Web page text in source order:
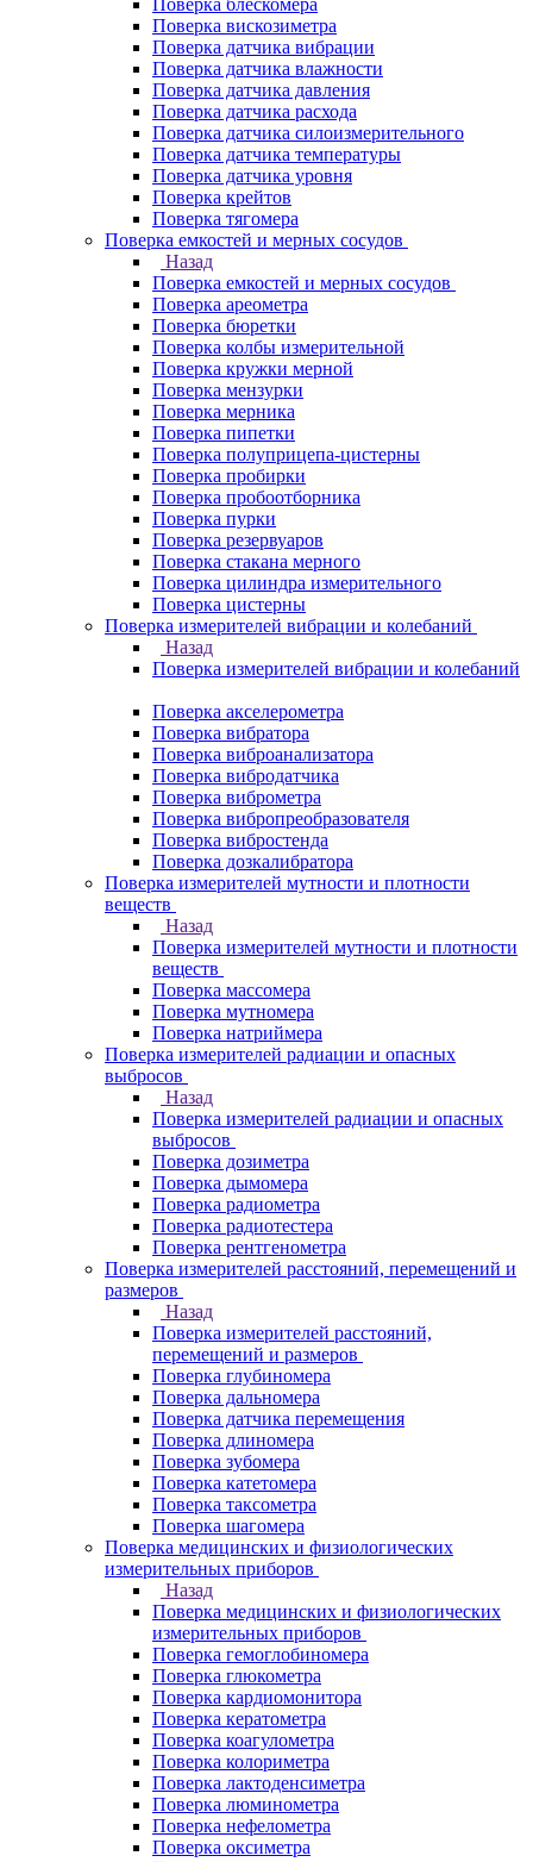
Поверка блескомера
Поверка вискозиметра
Поверка датчика вибрации
Поверка датчика влажности
Поверка датчика давления
Поверка датчика расхода
Поверка датчика силоизмерительного
Поверка датчика температуры
Поверка датчика уровня
Поверка крейтов
Поверка тягомера
Поверка емкостей и мерных сосудов
Назад
Поверка емкостей и мерных сосудов
Поверка ареометра
Поверка бюретки
Поверка колбы измерительной
Поверка кружки мерной
Поверка мензурки
Поверка мерника
Поверка пипетки
Поверка полуприцепа-цистерны
Поверка пробирки
Поверка пробоотборника
Поверка пурки
Поверка резервуаров
Поверка стакана мерного
Поверка цилиндра измерительного
Поверка цистерны
Поверка измерителей вибрации и колебаний
Назад
Поверка измерителей вибрации и колебаний
Поверка акселерометра
Поверка вибратора
Поверка виброанализатора
Поверка вибродатчика
Поверка виброметра
Поверка вибропреобразователя
Поверка вибростенда
Поверка дозкалибратора
Поверка измерителей мутности и плотности
веществ
Назад
Поверка измерителей мутности и плотности
веществ
Поверка массомера
Поверка мутномера
Поверка натриймера
Поверка измерителей радиации и опасных
выбросов
Назад
Поверка измерителей радиации и опасных
выбросов
Поверка дозиметра
Поверка дымомера
Поверка радиометра
Поверка радиотестера
Поверка рентгенометра
Поверка измерителей расстояний, перемещений и
размеров
Назад
Поверка измерителей расстояний,
перемещений и размеров
Поверка глубиномера
Поверка дальномера
Поверка датчика перемещения
Поверка длиномера
Поверка зубомера
Поверка катетомера
Поверка таксометра
Поверка шагомера
Поверка медицинских и физиологических
измерительных приборов
Назад
Поверка медицинских и физиологических
измерительных приборов
Поверка гемоглобиномера
Поверка глюкометра
Поверка кардиомонитора
Поверка кератометра
Поверка коагулометра
Поверка колориметра
Поверка лактоденсиметра
Поверка люминометра
Поверка нефелометра
Поверка оксиметра